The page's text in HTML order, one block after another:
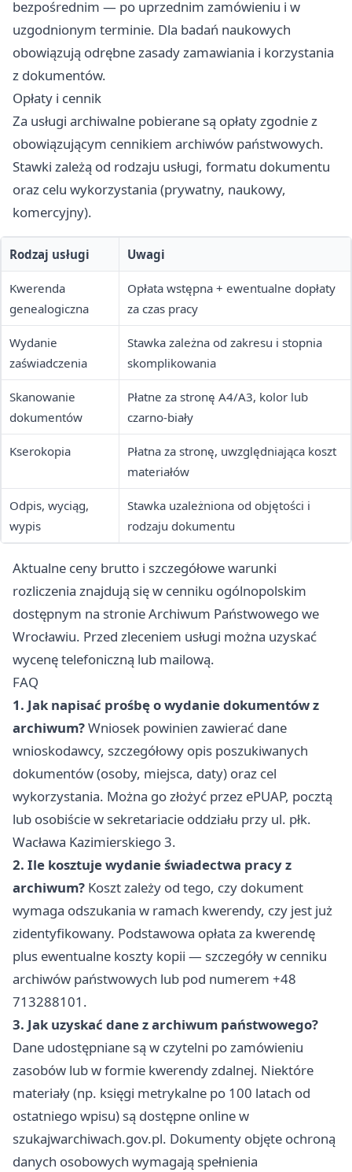
bezpośrednim — po uprzednim zamówieniu i w
uzgodnionym terminie. Dla badań naukowych
obowiązują odrębne zasady zamawiania i korzystania
z dokumentów.
Opłaty i cennik
Za usługi archiwalne pobierane są opłaty zgodnie z
obowiązującym cennikiem archiwów państwowych.
Stawki zależą od rodzaju usługi, formatu dokumentu
oraz celu wykorzystania (prywatny, naukowy,
komercyjny).
Rodzaj usługi Uwagi
Kwerenda
genealogiczna
Opłata wstępna + ewentualne dopłaty
za czas pracy
Wydanie
zaświadczenia
Stawka zależna od zakresu i stopnia
skomplikowania
Skanowanie
dokumentów
Płatne za stronę A4/A3, kolor lub
czarno-biały
Kserokopia
Płatna za stronę, uwzględniająca koszt
materiałów
Odpis, wyciąg,
wypis
Stawka uzależniona od objętości i
rodzaju dokumentu
Aktualne ceny brutto i szczegółowe warunki
rozliczenia znajdują się w cenniku ogólnopolskim
dostępnym na stronie Archiwum Państwowego we
Wrocławiu. Przed zleceniem usługi można uzyskać
wycenę telefoniczną lub mailową.
FAQ
1. Jak napisać prośbę o wydanie dokumentów z
archiwum?Wniosek powinien zawierać dane
wnioskodawcy, szczegółowy opis poszukiwanych
dokumentów (osoby, miejsca, daty) oraz cel
wykorzystania. Można go złożyć przez ePUAP, pocztą
lub osobiście w sekretariacie oddziału przy ul. płk.
Wacława Kazimierskiego 3.
2. Ile kosztuje wydanie świadectwa pracy z
archiwum? Koszt zależy od tego, czy dokument
wymaga odszukania w ramach kwerendy, czy jest już
zidentyfikowany. Podstawowa opłata za kwerendę
plus ewentualne koszty kopii — szczegóły w cenniku
archiwów państwowych lub pod numerem +48
713288101.
3. Jak uzyskać dane z archiwum państwowego?
Dane udostępniane są w czytelni po zamówieniu
zasobów lub w formie kwerendy zdalnej. Niektóre
materiały (np. księgi metrykalne po 100 latach od
ostatniego wpisu) są dostępne online w
szukajwarchiwach.gov.pl. Dokumenty objęte ochroną
danych osobowych wymagają spełnienia